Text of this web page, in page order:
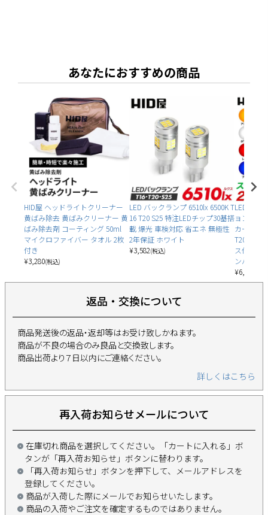
あなたにおすすめの商品
HID屋 ヘッドライトクリーナー
黄ばみ除去 黄ばみクリーナー 黄
ばみ除去剤 コーティング 50ml
マイクロファイバー タオル 2枚
付き
¥3,280(税込)
LED バックランプ 6510lx 6500K T
16 T20 S25 特注LEDチップ30基搭
載 爆光 車検対応 省エネ 無極性
2年保証 ホワイト
¥3,582(税込)
LED ウイ
ョンラン
カー
T20 兼ピ
ス仕様 ハ
ンバー
¥6,980
返品・交換について
商品発送後の返品・返却等はお受け致しかねます。
商品が不良の場合のみ良品と交換致します。
商品出荷より７日以内にご連絡ください。
詳しくはこちら
再入荷お知らせメールについて
在庫切れ商品を選択してください。「カートに入れる」ボ
タンが「再入荷お知らせ」ボタンに替わります。
「再入荷お知らせ」ボタンを押下して、メールアドレスを
登録してください。
商品が入荷した際にメールでお知らせいたします。
商品の入荷やご注文を確定するものではありません。